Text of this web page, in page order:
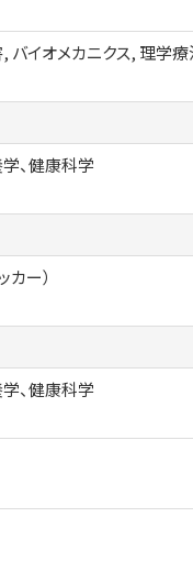
バイオメカニクス, 理学療
、健康科学
カー）
、健康科学